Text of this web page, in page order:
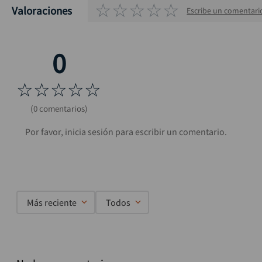
Valoraciones ☆☆☆☆☆ Escribe un
☆☆☆☆☆
(0 comentarios)
Más reciente Todos